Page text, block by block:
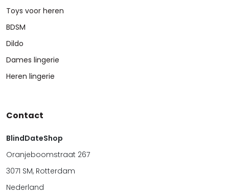
Toys voor heren
BDSM
Dildo
Dames lingerie
Heren lingerie
Contact
BlindDateShop
Oranjeboomstraat 267
3071 SM, Rotterdam
Nederland